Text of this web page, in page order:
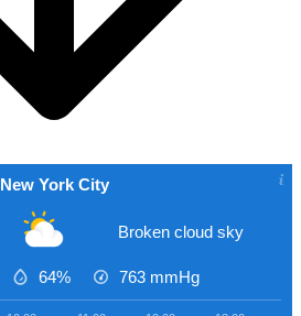
New York City
Broken cloud sky
64% 763 mmHg